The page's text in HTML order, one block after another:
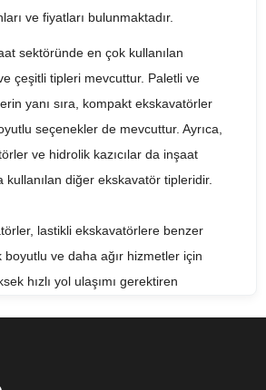
ve fiyatları bulunmaktadır.
sektöründe en çok kullanılan
çeşitli tipleri mevcuttur. Paletli ve
yanı sıra, kompakt ekskavatörler
seçenekler de mevcuttur. Ayrıca,
ve hidrolik kazıcılar da inşaat
kullanılan diğer ekskavatör tipleridir.
lastikli ekskavatörlere benzer
ve daha ağır hizmetler için
hızlı yol ulaşımı gerektiren